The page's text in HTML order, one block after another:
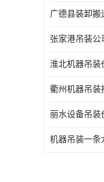
衢州机器吊装
丽水设备吊装
机器吊装一条